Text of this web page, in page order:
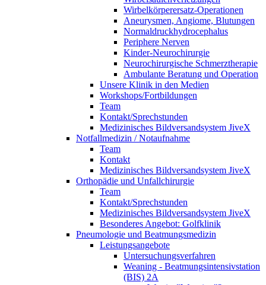
Wirbelkörperersatz-Operationen
Aneurysmen, Angiome, Blutungen
Normaldruckhydrocephalus
Periphere Nerven
Kinder-Neurochirurgie
Neurochirurgische Schmerztherapie
Ambulante Beratung und Operation
Unsere Klinik in den Medien
Workshops/Fortbildungen
Team
Kontakt/Sprechstunden
Medizinisches Bildversandsystem JiveX
Notfallmedizin / Notaufnahme
Team
Kontakt
Medizinisches Bildversandsystem JiveX
Orthopädie und Unfallchirurgie
Team
Kontakt/Sprechstunden
Medizinisches Bildversandsystem JiveX
Besonderes Angebot: Golfklinik
Pneumologie und Beatmungsmedizin
Leistungsangebote
Untersuchungsverfahren
Weaning - Beatmungsintensivstation
(BIS) 2A